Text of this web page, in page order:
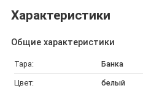
Характеристики
Общие характеристики
Тара: Банка
Цвет: белый